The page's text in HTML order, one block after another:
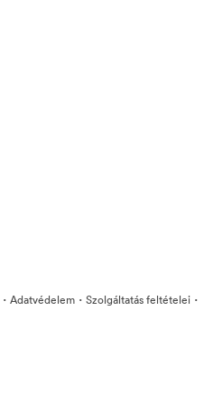
· Adatvédelem · Szolgáltatás feltételei ·